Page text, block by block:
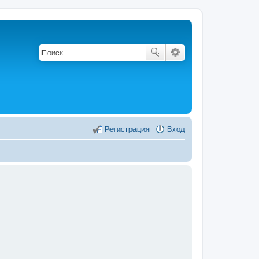
Вход
Регистрация